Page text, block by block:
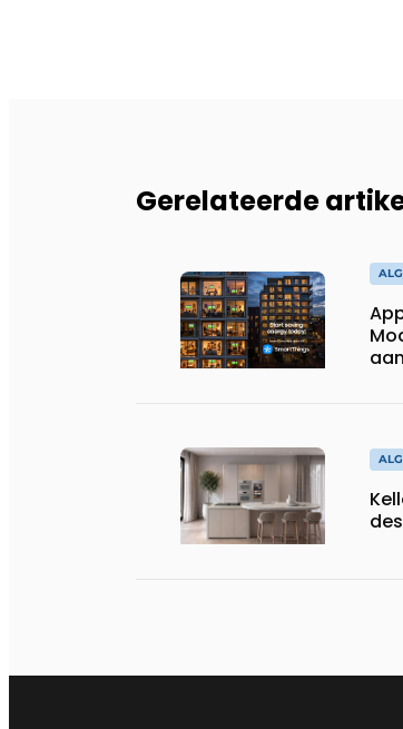
Gerelateerde